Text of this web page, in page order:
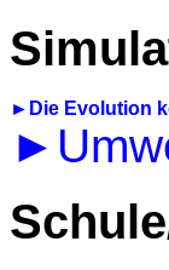
►Die Evolution